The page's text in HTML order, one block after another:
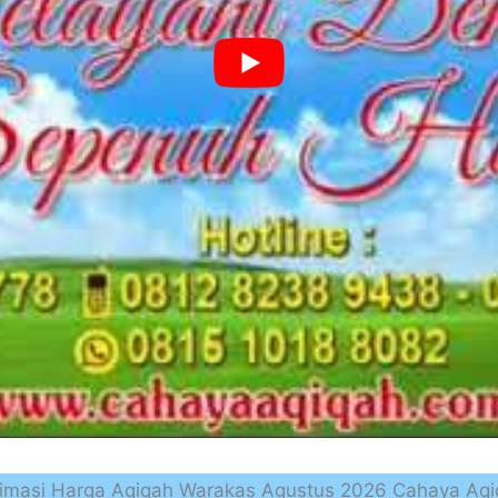
Harga Aqiqah Warakas Agustus 2026 Cahaya